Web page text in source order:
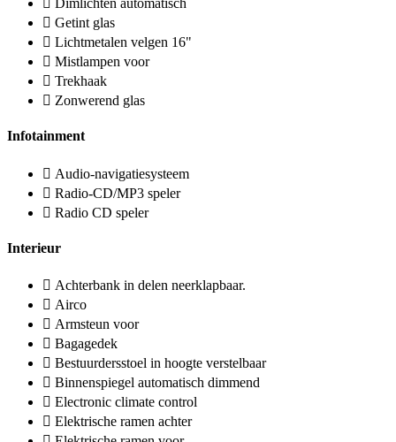
Dimlichten automatisch
Getint glas
Lichtmetalen velgen 16"
Mistlampen voor
Trekhaak
Zonwerend glas
Infotainment
Audio-navigatiesysteem
Radio-CD/MP3 speler
Radio CD speler
Interieur
Achterbank in delen neerklapbaar.
Airco
Armsteun voor
Bagagedek
Bestuurdersstoel in hoogte verstelbaar
Binnenspiegel automatisch dimmend
Electronic climate control
Elektrische ramen achter